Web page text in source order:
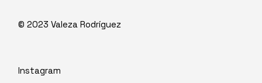
© 2023Valeza Rodríguez
Instagram